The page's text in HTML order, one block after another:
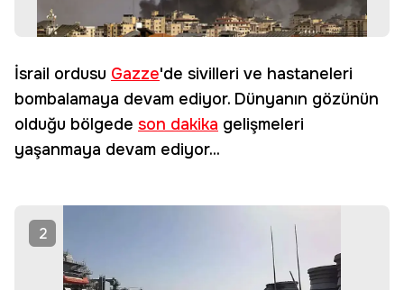
İsrail ordusu Gazze'de sivilleri ve hastaneleri
bombalamaya devam ediyor. Dünyanın gözünün
olduğu bölgede son dakika gelişmeleri
yaşanmaya devam ediyor...
2